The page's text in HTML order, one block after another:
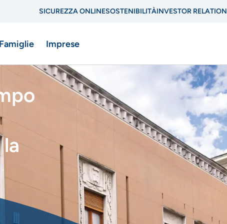
di
navigazione
SICUREZZA ONLINESOSTENIBILITÀINVESTOR RELATION
Imprese